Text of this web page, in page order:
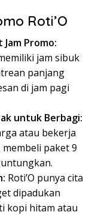
Roti’O
Promo:
jam sibuk
panjang
di jam pagi
untuk Berbagi:
atau bekerja
paket 9
Roti’O punya cita
dipadukan
kopi hitam atau